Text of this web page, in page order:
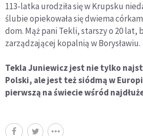
113-latka urodziła się w Krupsku
ślubie opiekowała się dwiema
dom. Mąż pani Tekli, starszy o 20 lat,
zarządzającej kopalnią w Borysławiu.
Tekla Juniewicz jest nie tylko
Polski, ale jest też siódmą w
pierwszą na świecie wśród